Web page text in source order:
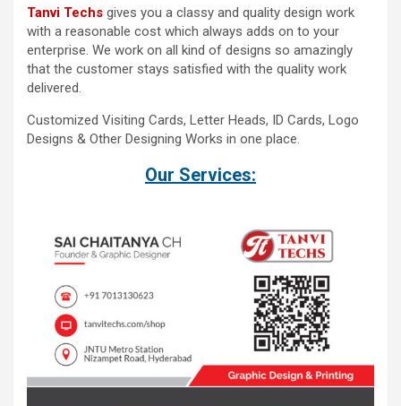
Tanvi Techs gives you a classy and quality design work
with a reasonable cost which always adds on to your
enterprise. We work on all kind of designs so amazingly
that the customer stays satisfied with the quality work
delivered.
Customized Visiting Cards, Letter Heads, ID Cards, Logo
Designs & Other Designing Works in one place.
Our Services: